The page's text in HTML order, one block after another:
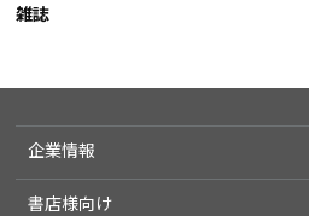
雑誌
企業情報
書店様向け